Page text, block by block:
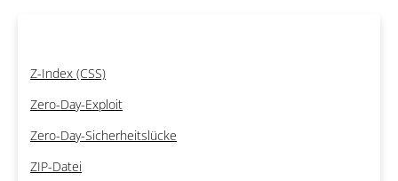
Z-Index (CSS)
Zero-Day-Exploit
Zero-Day-Sicherheitslücke
ZIP-Datei